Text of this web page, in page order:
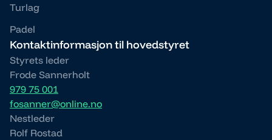
Turlag
Padel
Kontaktinformasjon til hovedstyret
Styrets leder
Frode Sannerholt
979 75 001
fosanner@online.no
Nestleder
Rolf Rostad